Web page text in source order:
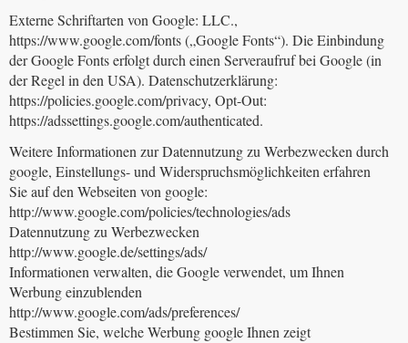
Externe Schriftarten von Google: LLC.,
https://www.google.com/fonts („Google Fonts“). Die Einbindung
der Google Fonts erfolgt durch einen Serveraufruf bei Google (in
der Regel in den USA). Datenschutzerklärung:
https://policies.google.com/privacy, Opt-Out:
https://adssettings.google.com/authenticated.
Weitere Informationen zur Datennutzung zu Werbezwecken durch
google, Einstellungs- und Widerspruchsmöglichkeiten erfahren
Sie auf den Webseiten von google:
http://www.google.com/policies/technologies/ads
Datennutzung zu Werbezwecken
http://www.google.de/settings/ads/
Informationen verwalten, die Google verwendet, um Ihnen
Werbung einzublenden
http://www.google.com/ads/preferences/
Bestimmen Sie, welche Werbung google Ihnen zeigt